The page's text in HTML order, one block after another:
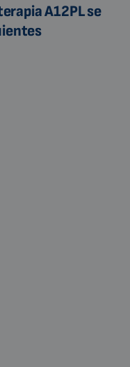
A12PL se